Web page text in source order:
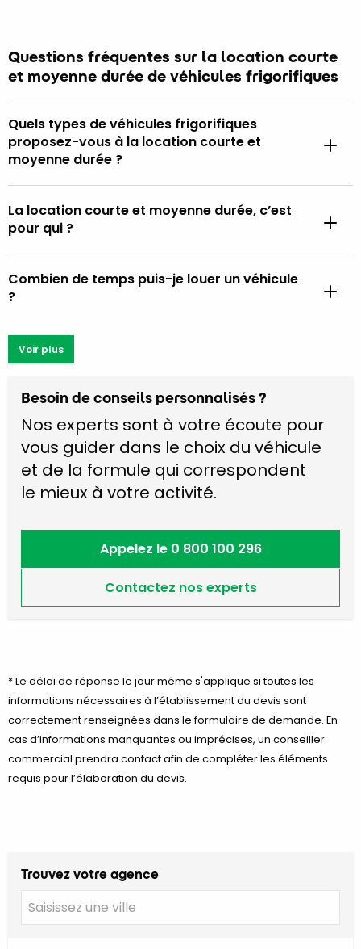
Questions fréquentes sur la location courte
et moyenne durée de véhicules frigorifiques
Quels types de véhicules frigorifiques
proposez-vous à la location courte et
moyenne durée ?
La location courte et moyenne durée, c’est
pour qui ?
Combien de temps puis-je louer un véhicule
?
Voir plus
Besoin de conseils personnalisés ?
Nos experts sont à votre écoute pour
vous guider dans le choix du véhicule
et de la formule qui correspondent
le mieux à votre activité.
Appelez le 0 800 100 296
Contactez nos experts
* Le délai de réponse le jour même s'applique si toutes les
informations nécessaires à l’établissement du devis sont
correctement renseignées dans le formulaire de demande. En
cas d’informations manquantes ou imprécises, un conseiller
commercial prendra contact afin de compléter les éléments
requis pour l’élaboration du devis.
Trouvez votre agence